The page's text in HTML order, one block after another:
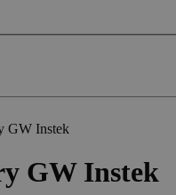
GW Instek
GW Instek